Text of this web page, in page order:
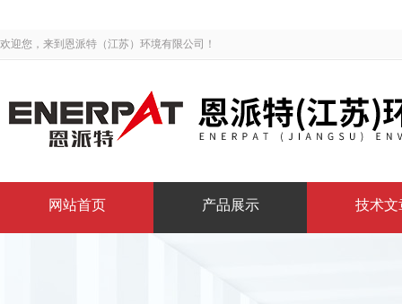
欢迎您，来到恩派特（江苏）环境有限公司！
网站首页 产品展示 技术文